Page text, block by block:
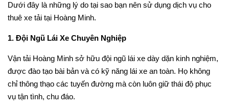
Dưới đây là những lý do tại sao bạn nên sử dụng dịch vụ cho
thuê xe tải tại Hoàng Minh.
1. Đội Ngũ Lái Xe Chuyên Nghiệp
Vận tải Hoàng Minh sở hữu đội ngũ lái xe dày dặn kinh nghiệm,
được đào tạo bài bản và có kỹ năng lái xe an toàn. Họ không
chỉ thông thạo các tuyến đường mà còn luôn giữ thái độ phục
vụ tận tình, chu đáo.